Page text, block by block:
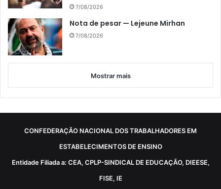
7/08/2026
Nota de pesar — Lejeune Mirhan
7/08/2026
Mostrar mais
CONFEDERAÇÃO NACIONAL DOS TRABALHADORES EM
ESTABELECIMENTOS DE ENSINO
Entidade Filiada a: CEA, CPLP-SINDICAL DE EDUCAÇÃO, DIEESE,
FISE, IE